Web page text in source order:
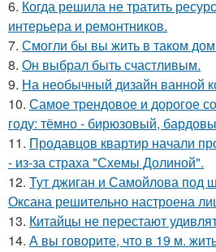
6. Когда решила не тратить
интерьера и ремонтников.
7. Смогли бы вы жить в таком
8. Он выбрал быть счастливым.
9. На необычный дизайн ванной
10. Самое трендовое и дорогое
году: тёмно - бирюзовый,
11. Продавцов квартир начали
- из-за страха "Схемы Долиной".
12. Тут джиган и Самойлова под
Оксана решительно настроена
13. Китайцы не перестают
14. А вы говорите, что в 19 м.